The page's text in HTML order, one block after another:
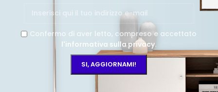
Confermo di aver letto, compreso e accettato
l'informativa sulla privacy.